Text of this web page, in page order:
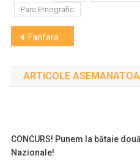
Parc Etnografic
Navigare
în
articole
Fanfara Ciorcârlia şi Verde, printre primii artişti la Festivalul „Colours of Cluj”
ARTICOLE
CONCURS! Punem la bătaie
Nazionale!